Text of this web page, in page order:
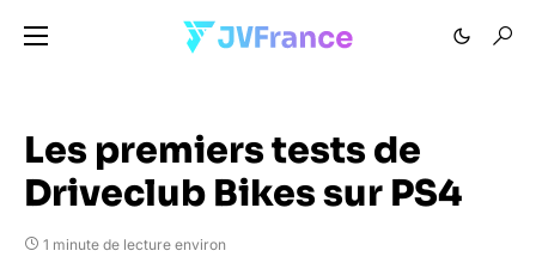
Les premiers tests de
Driveclub Bikes sur PS4
1 minute de lecture environ